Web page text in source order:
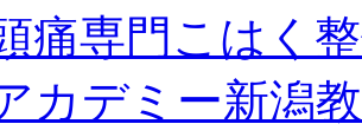
痛専門こはく
カデミー新潟